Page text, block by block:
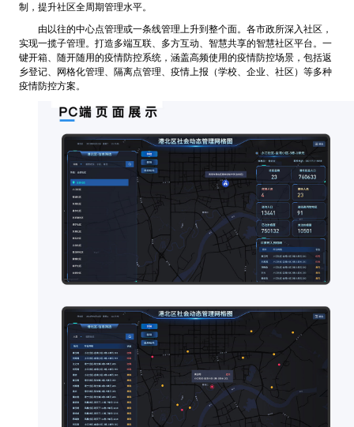
制，提升社区全周期管理水平。
由以往的中心点管理或一条线管理上升到整个面。各市政所深入社区，
实现一揽子管理。打造多端互联、多方互动、智慧共享的智慧社区平台。一
键开箱、随开随用的疫情防控系统，涵盖高频使用的疫情防控场景，包括返
乡登记、网格化管理、隔离点管理、疫情上报（学校、企业、社区）等多种
疫情防控方案。